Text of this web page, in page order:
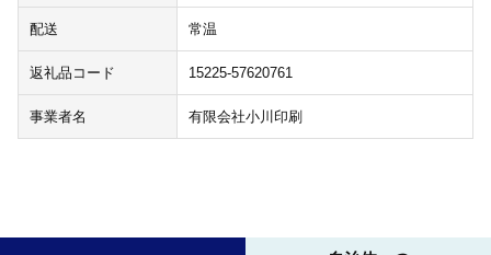
配送 常温
返礼品コード 15225-57620761
事業者名 有限会社小川印刷